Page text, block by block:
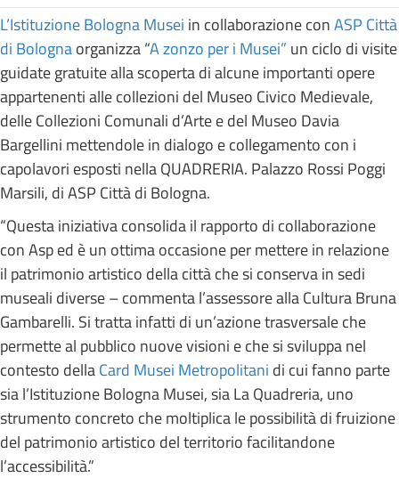
L’Istituzione Bologna Musei in collaborazione conASP Città
di Bolognaorganizza “A zonzo per i Musei” un ciclo di visite
guidate gratuite alla scoperta di alcune importanti opere
appartenenti alle collezioni del Museo Civico Medievale,
delle Collezioni Comunali d’Arte e del Museo Davia
Bargellini mettendole in dialogo e collegamento con i
capolavori esposti nella QUADRERIA. Palazzo Rossi Poggi
Marsili, di ASP Città di Bologna.
“Questa iniziativa consolida il rapporto di collaborazione
con Asp ed è un ottima occasione per mettere in relazione
il patrimonio artistico della città che si conserva in sedi
museali diverse – commenta l’assessore alla Cultura Bruna
Gambarelli. Si tratta infatti di un’azione trasversale che
permette al pubblico nuove visioni e che si sviluppa nel
contesto dellaCard Musei Metropolitani di cui fanno parte
sia l’Istituzione Bologna Musei, sia La Quadreria, uno
strumento concreto che moltiplica le possibilità di fruizione
del patrimonio artistico del territorio facilitandone
l’accessibilità.”